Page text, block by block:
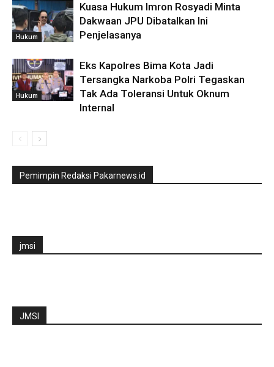
Hukum
Kuasa Hukum Imron Rosyadi Minta
Dakwaan JPU Dibatalkan Ini
Penjelasanya
Hukum
Eks Kapolres Bima Kota Jadi
Tersangka Narkoba Polri Tegaskan
Tak Ada Toleransi Untuk Oknum
Internal
Pemimpin Redaksi Pakarnews.id
jmsi
JMSI